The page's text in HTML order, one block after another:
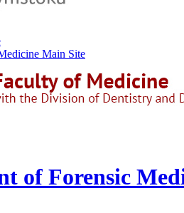
Main Site
of Forensic